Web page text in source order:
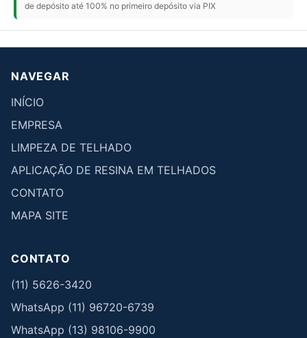
de depósito até 100% no primeiro depósito via PIX
NAVEGAR
INÍCIO
EMPRESA
LIMPEZA DE TELHADO
APLICAÇÃO DE RESINA EM TELHADOS
CONTATO
MAPA SITE
CONTATO
(11) 5626-3420
WhatsApp (11) 96720-6739
WhatsApp (13) 98106-9900